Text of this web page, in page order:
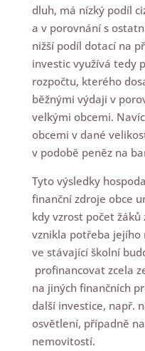
dluh, má nízký podíl
a v porovnání s
nižší podíl dotací na
investic využívá tedy
rozpočtu, kterého
běžnými výdaji v
velkými obcemi.
obcemi v dané
v podobě peněz na
Tyto výsledky
finanční zdroje obce
kdy vzrost počet žáků
vznikla potřeba jejího
ve stávající školní
profinancovat zcela
na jiných finančních
další investice, např.
osvětlení, případně
nemovitostí.